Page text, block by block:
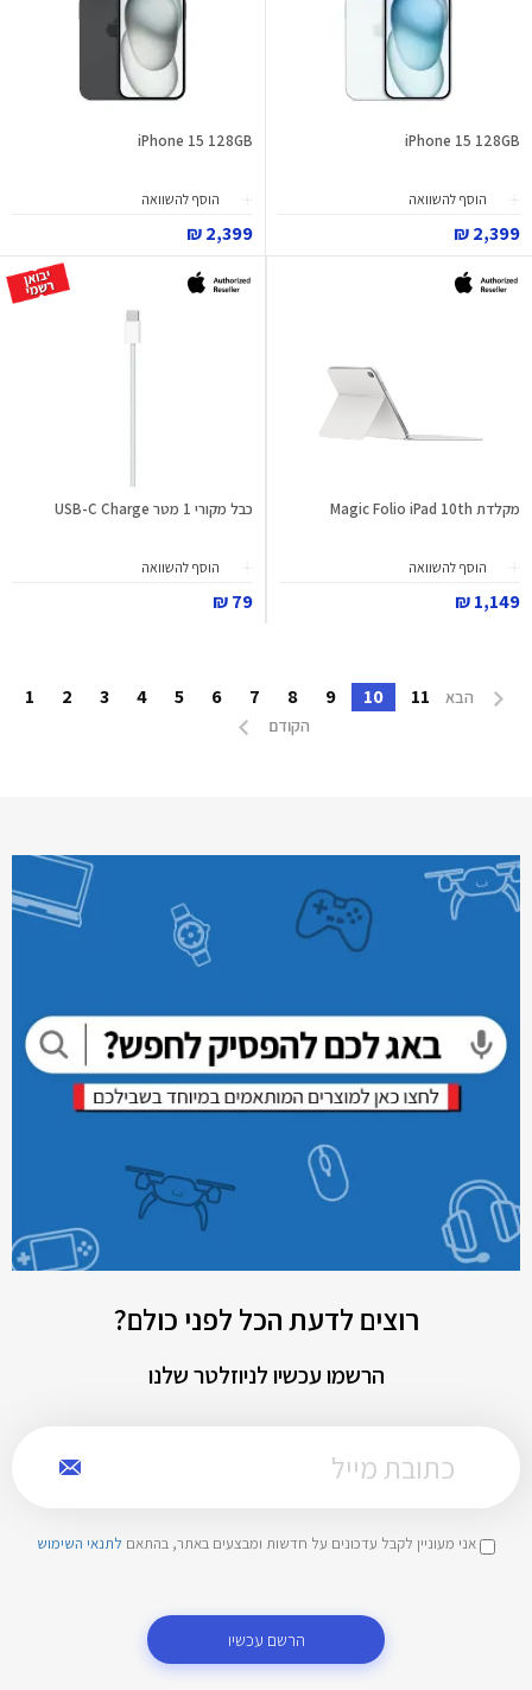
iPhone 15 128GB
הוסף להשוואה
2,399 ₪
iPhone 15 128GB
הוסף להשוואה
2,399 ₪
מקלדת Magic Folio iPad 10th
הוסף להשוואה
1,149 ₪
כבל מקורי 1 מטר USB-C Charge
הוסף להשוואה
79 ₪
הבא 11
10
9
8
7
6
5
4
3
2
1
הקודם
רוצים לדעת הכל לפני כולם?
הרשמו עכשיו לניוזלטר שלנו
אני מעוניין לקבל עדכונים על חדשות ומבצעים באתר, בהתאם לתנאי השימוש
הרשם עכשיו